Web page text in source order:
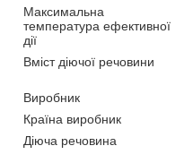
Максимальна
температура ефективної
дії
Вміст діючої речовини
Виробник
Країна виробник
Діюча речовина